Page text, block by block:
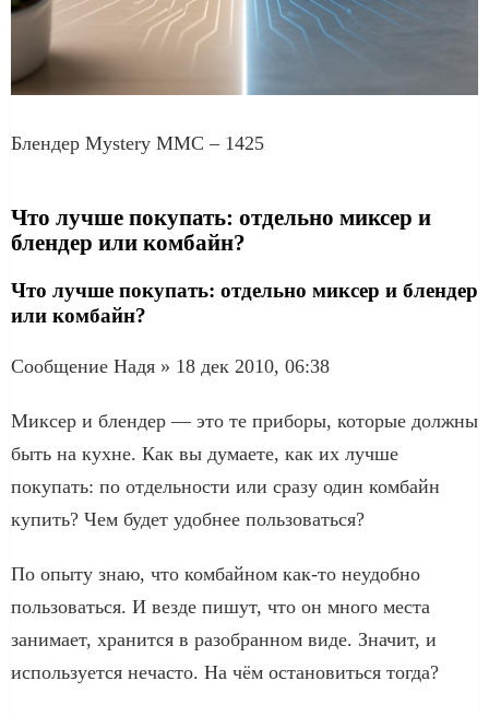
Блендер Mystery MMC – 1425
Что лучше покупать: отдельно миксер и
блендер или комбайн?
Что лучше покупать: отдельно миксер и блендер
или комбайн?
Сообщение Надя » 18 дек 2010, 06:38
Миксер и блендер — это те приборы, которые должны
быть на кухне. Как вы думаете, как их лучше
покупать: по отдельности или сразу один комбайн
купить? Чем будет удобнее пользоваться?
По опыту знаю, что комбайном как-то неудобно
пользоваться. И везде пишут, что он много места
занимает, хранится в разобранном виде. Значит, и
используется нечасто. На чём остановиться тогда?